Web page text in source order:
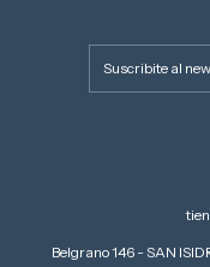
Belgrano 146 - SAN